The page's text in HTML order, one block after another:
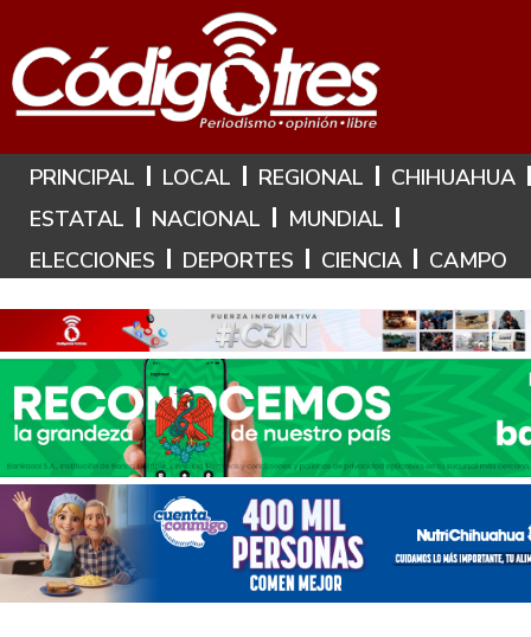
Hoy es: 9 de Agosto de 2026
PRINCIPAL LOCAL REGIONAL
CHIHUAHUA
ESTATAL
NACIONAL
MUNDIAL
ELECCIONES
DEPORTES CIENCIA CAMPO